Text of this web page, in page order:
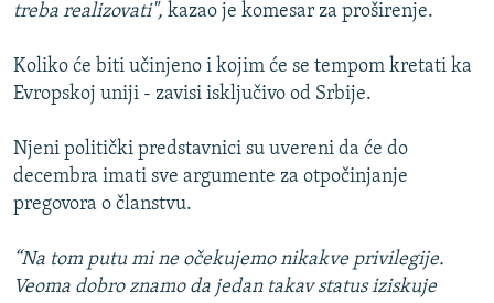
treba realizovati", kazao je komesar za proširenje.
Koliko će biti učinjeno i kojim će se tempom kretati ka
Evropskoj uniji - zavisi isključivo od Srbije.
Njeni politički predstavnici su uvereni da će do
decembra imati sve argumente za otpočinjanje
pregovora o članstvu.
“Na tom putu mi ne očekujemo nikakve privilegije.
Veoma dobro znamo da jedan takav status iziskuje